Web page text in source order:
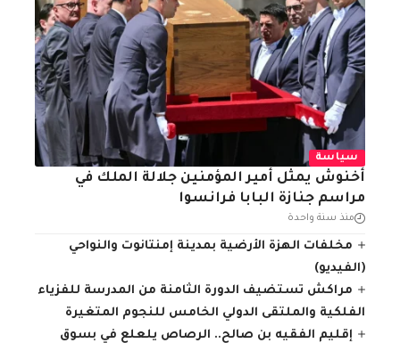
سياسة
أخنوش يمثل أمير المؤمنين جلالة الملك في
مراسم جنازة البابا فرانسوا
منذ سنة واحدة
مخلفات الهزة الأرضية بمدينة إمنتانوت والنواحي
(الفيديو)
مراكش تستضيف الدورة الثامنة من المدرسة للفزياء
الفلكية والملتقى الدولي الخامس للنجوم المتغيرة
إقليم الفقيه بن صالح.. الرصاص يلعلع في بسوق